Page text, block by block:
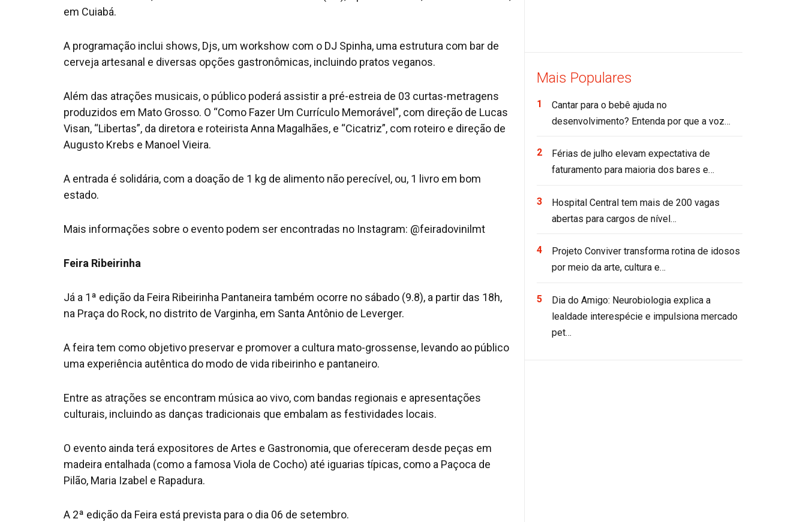
em Cuiabá.
A programação inclui shows, Djs, um workshow com o DJ Spinha, uma estrutura com bar de
cerveja artesanal e diversas opções gastronômicas, incluindo pratos veganos.
Além das atrações musicais, o público poderá assistir a pré-estreia de 03 curtas-metragens
produzidos em Mato Grosso. O “Como Fazer Um Currículo Memorável”, com direção de Lucas
Visan, “Libertas”, da diretora e roteirista Anna Magalhães, e “Cicatriz”, com roteiro e direção de
Augusto Krebs e Manoel Vieira.
A entrada é solidária, com a doação de 1 kg de alimento não perecível, ou, 1 livro em bom
estado.
Mais informações sobre o evento podem ser encontradas no Instagram: @feiradovinilmt
Feira Ribeirinha
Já a 1ª edição da Feira Ribeirinha Pantaneira também ocorre no sábado (9.8), a partir das 18h,
na Praça do Rock, no distrito de Varginha, em Santa Antônio de Leverger.
A feira tem como objetivo preservar e promover a cultura mato-grossense, levando ao público
uma experiência autêntica do modo de vida ribeirinho e pantaneiro.
Entre as atrações se encontram música ao vivo, com bandas regionais e apresentações
culturais, incluindo as danças tradicionais que embalam as festividades locais.
O evento ainda terá expositores de Artes e Gastronomia, que ofereceram desde peças em
madeira entalhada (como a famosa Viola de Cocho) até iguarias típicas, como a Paçoca de
Pilão, Maria Izabel e Rapadura.
A 2ª edição da Feira está prevista para o dia 06 de setembro.
Mais Populares
Cantar para o bebê ajuda no
desenvolvimento? Entenda por que a voz…
Férias de julho elevam expectativa de
faturamento para maioria dos bares e…
Hospital Central tem mais de 200 vagas
abertas para cargos de nível…
Projeto Conviver transforma rotina de idosos
por meio da arte, cultura e…
Dia do Amigo: Neurobiologia explica a
lealdade interespécie e impulsiona mercado
pet…